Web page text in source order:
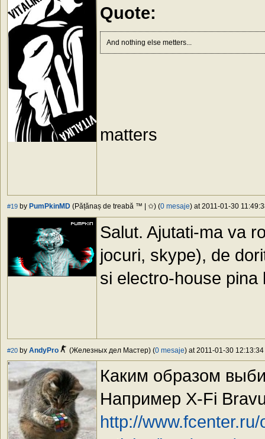
Quote:
And nothing else metters...
matters
#19 by PumPkinMD (Pățănaș de treabă ™ | ✩) (0 mesaje) at 2011-01-30
Salut. Ajutati-ma va
jocuri, skype), de
si electro-house
#20 by AndyPro (Железных дел Мастер) (0 mesaje) at 2011-01-30
Каким образом
Например X-Fi
http://